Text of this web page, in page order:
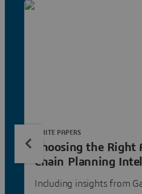
Choosing the
Chain Planning
Including insights from
WHITE PAPERS